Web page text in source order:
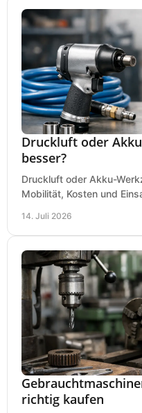
Druckluft oder
besser?
Druckluft oder Akku-
Mobilität, Kosten und
14. Juli 2026
richtig kaufen